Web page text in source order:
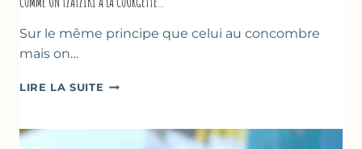
Sur le même principe que celui au concombre
mais on…
LIRE LA SUITE COMME
À